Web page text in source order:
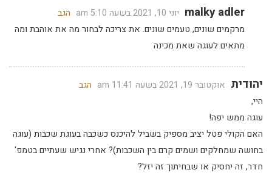
malky adler יוני 10, 2021 בשעה 5:10 am
הגב
מרקמים שונים, טעמים שונים. את צריכה לבחור מה את אוהבת ומה
מתאים לעוגה שאת מכינה
יהודית אוקטובר 19, 2021 בשעה 11:41 am
הגב
היי,
עוגה ממש יפה!
האם הקולי פטל יציב מספיק בשביל להיכנס כשכבה בעוגת שכבות (עוגה
בחושה שמחלקים ושמים קרם בין השכבות)? אחרי נגיש שעתיים בטמפ'
חדר, זה יחסיק או שבחיתוך זה יזל?